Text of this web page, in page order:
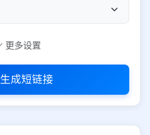
更多设置
生成短链接